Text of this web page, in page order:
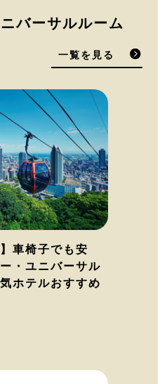
バーサルルーム
一覧を見る
車椅子でも安
・ユニバーサル
ホテルおすすめ